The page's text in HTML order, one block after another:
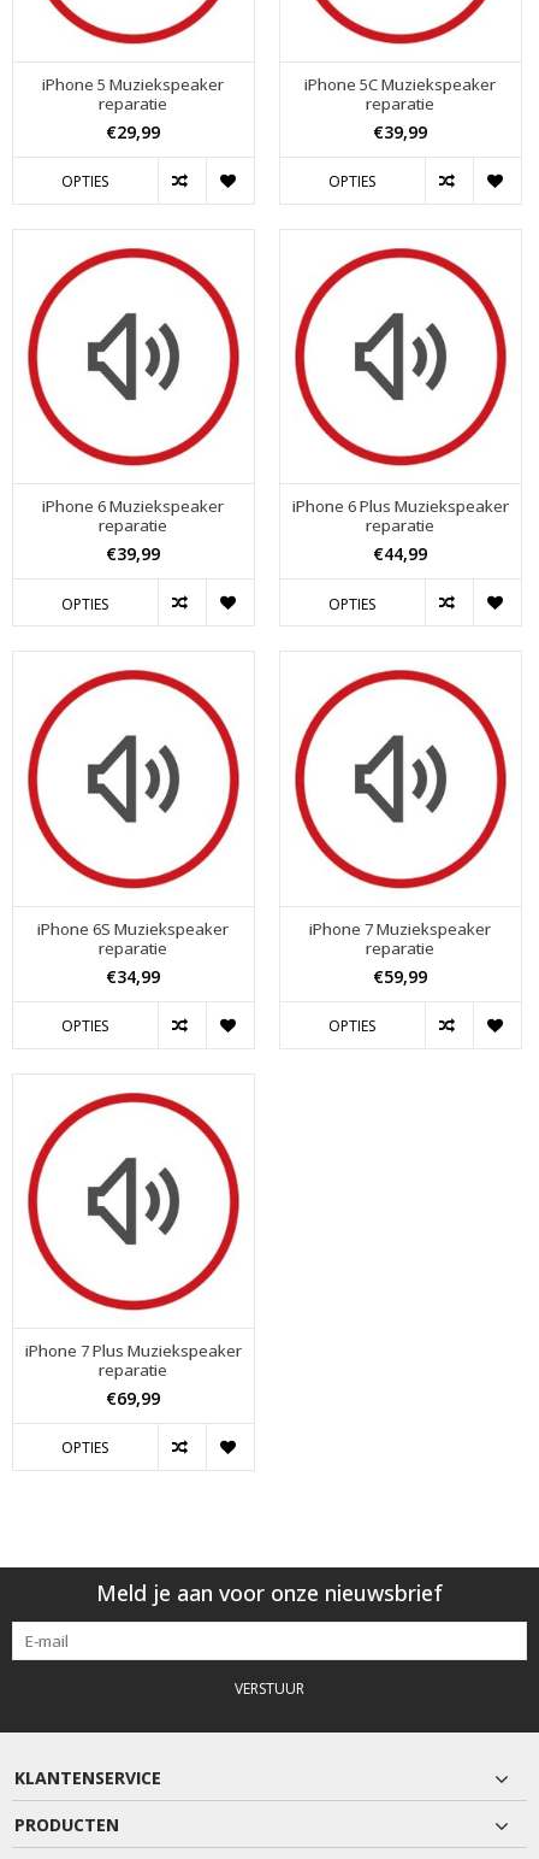
iPhone 5 Muziekspeaker
reparatie
€29,99
OPTIES
iPhone 5C Muziekspeaker
reparatie
€39,99
OPTIES
iPhone 6 Muziekspeaker
reparatie
€39,99
OPTIES
iPhone 6 Plus Muziekspeaker
reparatie
€44,99
OPTIES
iPhone 6S Muziekspeaker
reparatie
€34,99
OPTIES
iPhone 7 Muziekspeaker
reparatie
€59,99
OPTIES
iPhone 7 Plus Muziekspeaker
reparatie
€69,99
OPTIES
Meld je aan voor onze nieuwsbrief
VERSTUUR
KLANTENSERVICE
PRODUCTEN